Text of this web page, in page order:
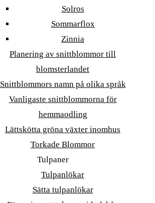
Solros
Sommarflox
Zinnia
Planering av snittblommor till
blomsterlandet
Snittblommors namn på olika språk
Vanligaste snittblommorna för
hemmaodling
Lättskötta gröna växter inomhus
Torkade Blommor
Tulpaner
Tulpanlökar
Sätta tulpanlökar